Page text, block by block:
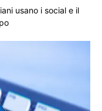
usano i social e il